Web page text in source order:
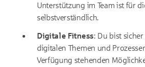
Unterstützung im Team ist für
selbstverständlich.
Digitale Fitness: Du bist
digitalen Themen und
Verfügung stehenden